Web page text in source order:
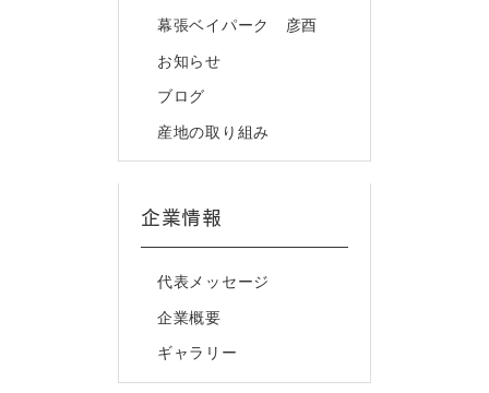
幕張ベイパーク 彦酉
お知らせ
ブログ
産地の取り組み
企業情報
代表メッセージ
企業概要
ギャラリー